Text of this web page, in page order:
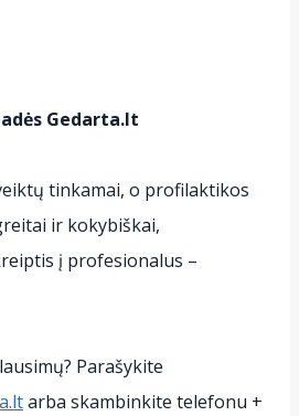
Gedarta.lt
tinkamai, o profilaktikos
ir kokybiškai,
į profesionalus –
Parašykite
arba skambinkite telefonu +